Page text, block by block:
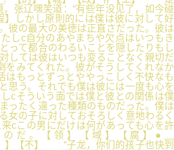
，张辽嘿笑道：“有些年没见了，如今碰
】しかし原則的には僕は彼に対して好
彼の最大の美徳は正直さだった。彼は
しc自分のあやまちや欠点はいつもき
って都合のわるいことを隠したりもし
しては彼はいつも変ることなく親切だ
をみてくれた。彼がそうしてくれなか
はもっとずっとややっこしく不快なも
思う。それでも僕は彼には一度も心を
cそういう面では僕と彼との関係は僕
ったく違った種類のものだった。僕は
女の子に対しておそろしく意地わるく
cこの男にだけは何があっても心を許
だ。【领】【域】【腐】●﹏
【不】 “子龙，你们的孩子也快到